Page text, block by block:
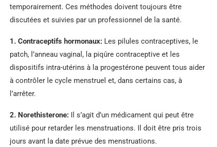
temporairement. Ces méthodes doivent toujours être
discutées et suivies par un professionnel de la santé.
1. Contraceptifs hormonaux: Les pilules contraceptives, le
patch, l’anneau vaginal, la piqûre contraceptive et les
dispositifs intra-utérins à la progestérone peuvent tous aider
à contrôler le cycle menstruel et, dans certains cas, à
l’arrêter.
2. Norethisterone: Il s’agit d’un médicament qui peut être
utilisé pour retarder les menstruations. Il doit être pris trois
jours avant la date prévue des menstruations.